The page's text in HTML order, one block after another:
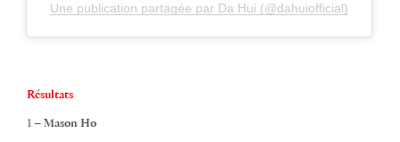
Une publication partagée par Da Hui (@dahuiofficial)
Résultats
1 – Mason Ho